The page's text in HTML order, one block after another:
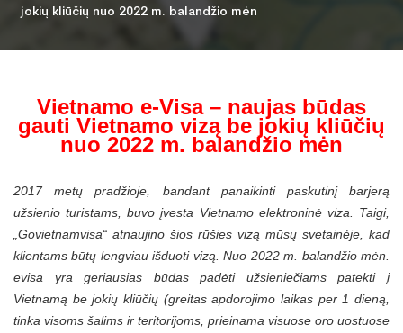
jokių kliūčių nuo 2022 m. balandžio mėn
Vietnamo e-Visa – naujas būdas
gauti Vietnamo vizą be jokių kliūčių
nuo 2022 m. balandžio mėn
2017 metų pradžioje, bandant panaikinti paskutinį barjerą
užsienio turistams, buvo įvesta Vietnamo elektroninė viza. Taigi,
„Govietnamvisa“ atnaujino šios rūšies vizą mūsų svetainėje, kad
klientams būtų lengviau išduoti vizą. Nuo 2022 m. balandžio mėn.
evisa yra geriausias būdas padėti užsieniečiams patekti į
Vietnamą be jokių kliūčių (greitas apdorojimo laikas per 1 dieną,
tinka visoms šalims ir teritorijoms, prieinama visuose oro uostuose